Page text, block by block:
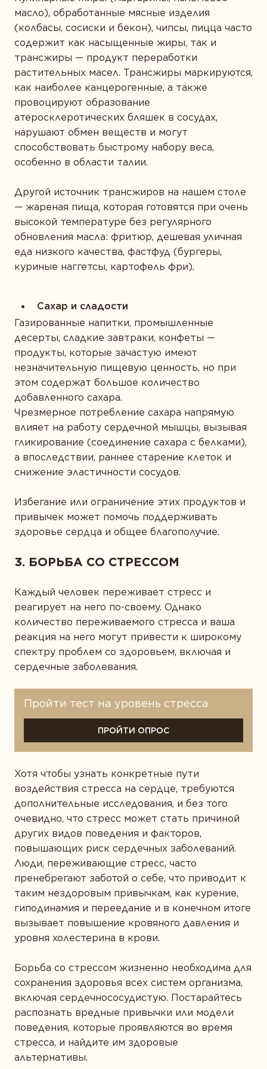
масло), обработанные мясные изделия
(колбасы, сосиски и бекон), чипсы, пицца часто
содержит как насыщенные жиры, так и
трансжиры — продукт переработки
растительных масел. Трансжиры маркируются,
как наиболее канцерогенные, а также
провоцируют образование
атеросклеротических бляшек в сосудах,
нарушают обмен веществ и могут
способствовать быстрому набору веса,
особенно в области талии.
Другой источник трансжиров на нашем столе
— жареная пища, которая готовятся при очень
высокой температуре без регулярного
обновления масла: фритюр, дешевая уличная
еда низкого качества, фастфуд (бургеры,
куриные наггетсы, картофель фри).
Сахар и сладости
Газированные напитки, промышленные
десерты, сладкие завтраки, конфеты —
продукты, которые зачастую имеют
незначительную пищевую ценность, но при
этом содержат большое количество
добавленного сахара.
Чрезмерное потребление сахара напрямую
влияет на работу сердечной мышцы, вызывая
гликирование (соединение сахара с белками),
а впоследствии, раннее старение клеток и
снижение эластичности сосудов.
Избегание или ограничение этих продуктов и
привычек может помочь поддерживать
здоровье сердца и общее благополучие.
3. БОРЬБА СО СТРЕССОМ
Каждый человек переживает стресс и
реагирует на него по-своему. Однако
количество переживаемого стресса и ваша
реакция на него могут привести к широкому
спектру проблем со здоровьем, включая и
сердечные заболевания.
Пройти тест на уровень стресса
ПРОЙТИ ОПРОС
Хотя чтобы узнать конкретные пути
воздействия стресса на сердце, требуются
дополнительные исследования, и без того
очевидно, что стресс может стать причиной
других видов поведения и факторов,
повышающих риск сердечных заболеваний.
Люди, переживающие стресс, часто
пренебрегают заботой о себе, что приводит к
таким нездоровым привычкам, как курение,
гиподинамия и переедание и в конечном итоге
вызывает повышение кровяного давления и
уровня холестерина в крови.
Борьба со стрессом жизненно необходима для
сохранения здоровья всех систем организма,
включая сердечнососудистую. Постарайтесь
распознать вредные привычки или модели
поведения, которые проявляются во время
стресса, и найдите им здоровые
альтернативы.